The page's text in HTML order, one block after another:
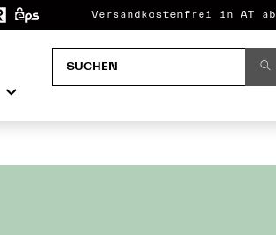
Versandkostenfrei in AT